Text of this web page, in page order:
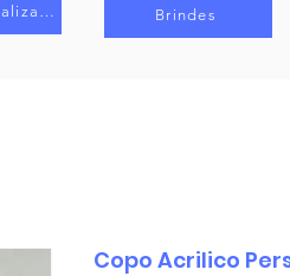
bolas personalizadas Brindes
Copo Acrilico